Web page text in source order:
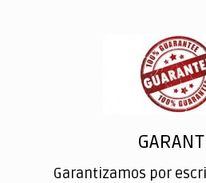
Garantizamos por